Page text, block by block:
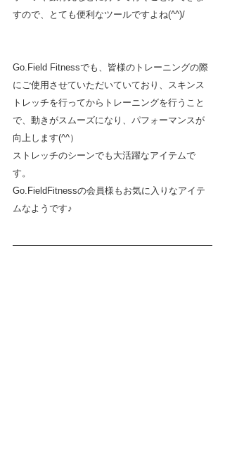
すので、とても便利なツールですよね(^^)/
Go.Field Fitnessでも、皆様のトレーニングの際
にご使用させていただいていており、スキンス
トレッチを行ってからトレーニングを行うこと
で、動きがスムーズになり、パフォーマンスが
向上します(^^）
ストレッチのシーンでも大活躍なアイテムで
す。
Go.FieldFitnessの会員様もお気に入りなアイテ
ムなようです♪